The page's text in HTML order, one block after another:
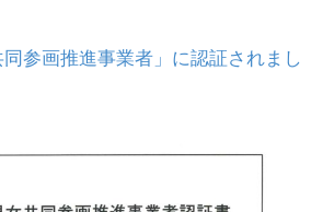
同参画推進事業者」に認証されまし